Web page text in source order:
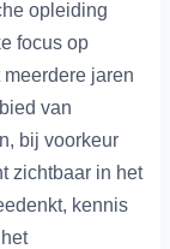
opleiding
focus op
jaren
van
bij voorkeur
zichtbaar in het
kennis